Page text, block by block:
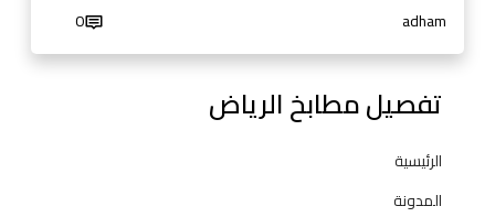
adham
0
تفصيل مطابخ الرياض
الرئيسية
المدونة